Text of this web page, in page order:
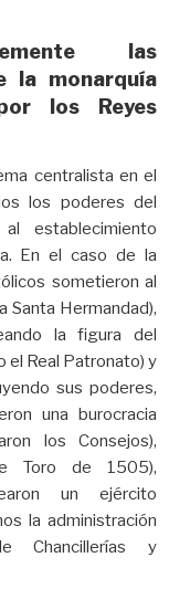
las
la monarquía
los Reyes
centralista en el
los poderes del
establecimiento
En el caso de la
sometieron al
Santa Hermandad),
la figura del
el Real Patronato) y
sus poderes,
una burocracia
los Consejos),
Toro de 1505),
un ejército
la administración
Chancillerías y